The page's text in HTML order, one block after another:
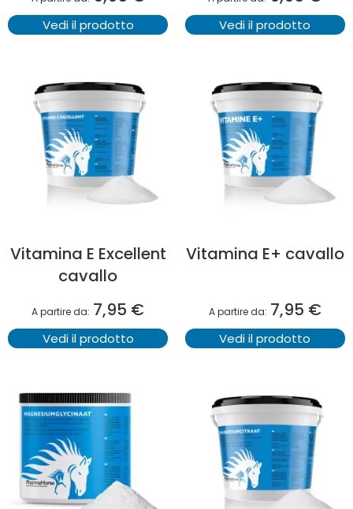
Vedi il prodotto Vedi il prodotto
Vitamina E Excellent
cavallo
A partire da 7,95 €
Vedi il prodotto
Vitamina E+ cavallo
A partire da 7,95 €
Vedi il prodotto